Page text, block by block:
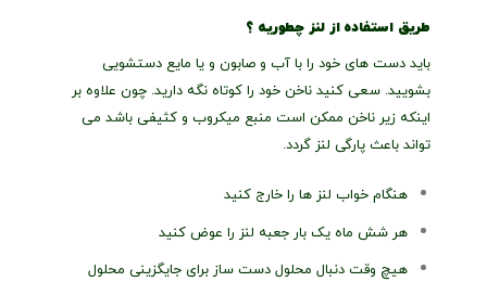
طریق استفاده از لنز چطوریه ؟
باید دست های خود را با آب و صابون و یا مایع دستشویی
بشویید. سعی کنید ناخن خود را کوتاه نگه دارید. چون علاوه بر
اینکه زیر ناخن ممکن است منبع میکروب و کثیفی باشد می
تواند باعث پارگی لنز گردد.
هنگام خواب لنز ها را خارج کنید
هر شش ماه یک بار جعبه لنز را عوض کنید
هیچ وقت دنبال محلول دست ساز برای جایگزینی محلول